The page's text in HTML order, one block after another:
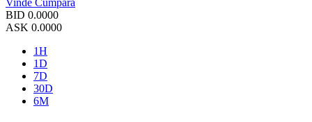
Vinde Cumpără
BID 0.0000
ASK 0.0000
1H
1D
7D
30D
6M